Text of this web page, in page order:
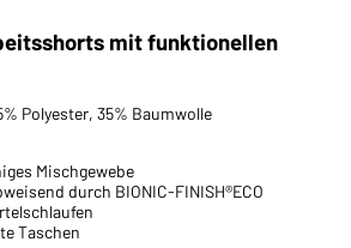
mit funktionellen
Polyester, 35% Baumwolle
Mischgewebe
durch BIONIC-FINISH®ECO
Taschen